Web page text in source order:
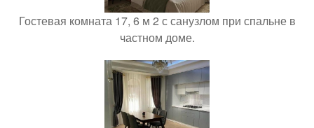
Гостевая комната 17, 6 м 2 с санузлом при спальне в
частном доме.